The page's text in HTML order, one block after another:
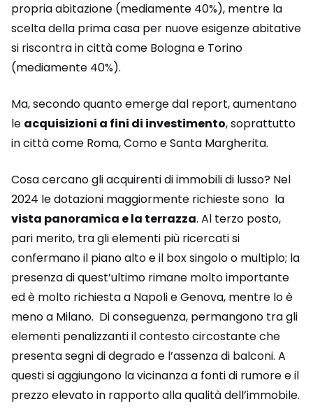
propria abitazione (mediamente 40%), mentre la
scelta della prima casa per nuove esigenze abitative
si riscontra in città come Bologna e Torino
(mediamente 40%).
Ma, secondo quanto emerge dal report, aumentano
le acquisizioni a fini di investimento, soprattutto
in città come Roma, Como e Santa Margherita.
Cosa cercano gli acquirenti di immobili di lusso? Nel
2024 le dotazioni maggiormente richieste sono la
vista panoramica e la terrazza. Al terzo posto,
pari merito, tra gli elementi più ricercati si
confermano il piano alto e il box singolo o multiplo; la
presenza di quest’ultimo rimane molto importante
ed è molto richiesta a Napoli e Genova, mentre lo è
meno a Milano. Di conseguenza, permangono tra gli
elementi penalizzanti il contesto circostante che
presenta segni di degrado e l’assenza di balconi. A
questi si aggiungono la vicinanza a fonti di rumore e il
prezzo elevato in rapporto alla qualità dell’immobile.